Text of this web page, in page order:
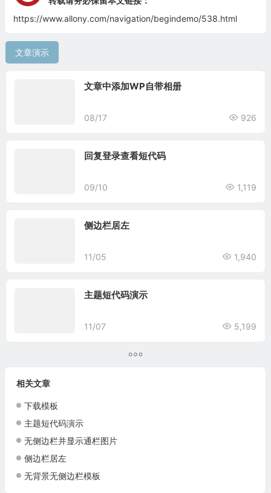
https://www.allony.com/navigation/begindemo/538.html
文章演示
文章中添加WP自带相册
08/17 926
回复登录查看短代码
09/10 1,119
侧边栏居左
11/05 1,940
主题短代码演示
11/07 5,199
相关文章
下载模板
主题短代码演示
无侧边栏并显示通栏图片
侧边栏居左
无背景无侧边栏模板